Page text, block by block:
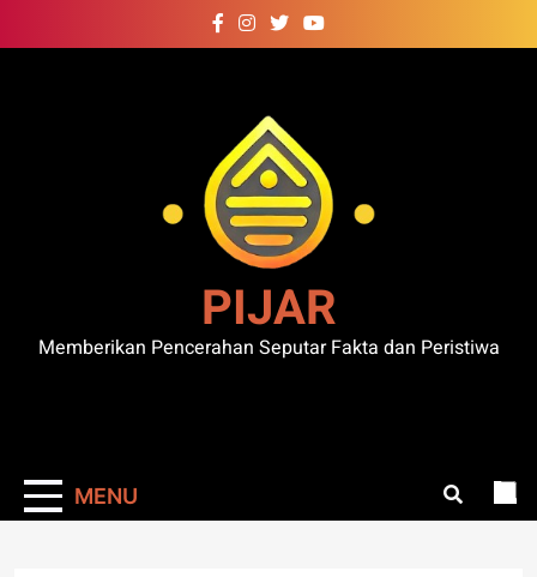
to
PIJAR
Memberikan Pencerahan Seputar Fakta dan Peristiwa
MENU